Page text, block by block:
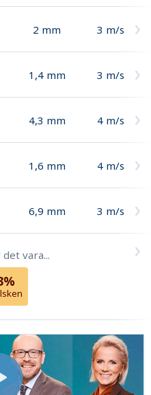
2 mm 3 m/s
1,4 mm 3 m/s
4,3 mm 4 m/s
1,6 mm 4 m/s
6,9 mm 3 m/s
vara...